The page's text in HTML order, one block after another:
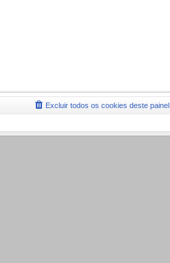
Excluir todos os cookies deste painel